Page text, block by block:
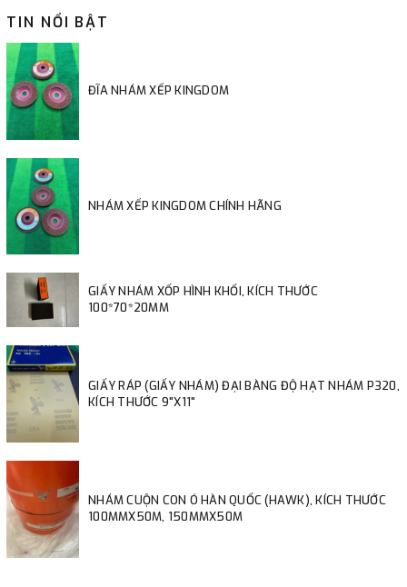
TIN NỔI BẬT
ĐĨA NHÁM XẾP KINGDOM
NHÁM XẾP KINGDOM CHÍNH HÃNG
GIẤY NHÁM XỐP HÌNH KHỐI, KÍCH THƯỚC
100*70*20MM
GIẤY RÁP (GIẤY NHÁM) ĐẠI BÀNG ĐỘ HẠT NHÁM P320,
KÍCH THƯỚC 9"X11"
NHÁM CUỘN CON Ó HÀN QUỐC (HAWK), KÍCH THƯỚC
100MMX50M, 150MMX50M